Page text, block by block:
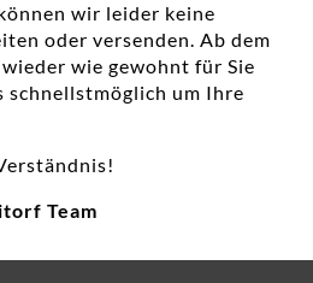
Neuheiten, Silber
Ag rhodiniert
€
wir leider keine
oder versenden. Ab dem
wie gewohnt für Sie
schnellstmöglich um Ihre
Team